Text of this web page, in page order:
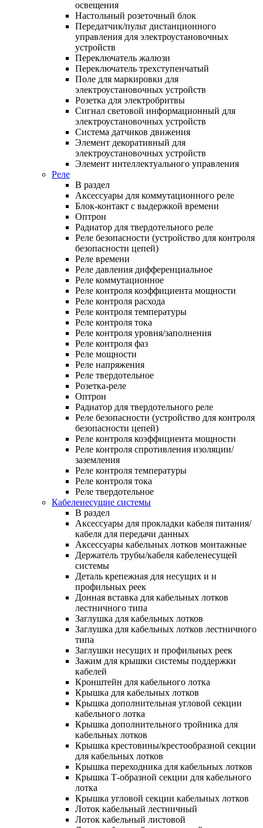
освещения
Настольный розеточный блок
Передатчик/пульт дистанционного
управления для электроустановочных
устройств
Переключатель жалюзи
Переключатель трехступенчатый
Поле для маркировки для
электроустановочных устройств
Розетка для электробритвы
Сигнал световой информационный для
электроустановочных устройств
Система датчиков движения
Элемент декоративный для
электроустановочных устройств
Элемент интеллектуального управления
Реле
В раздел
Аксессуары для коммутационного реле
Блок-контакт с выдержкой времени
Оптрон
Радиатор для твердотельного реле
Реле безопасности (устройство для контроля
безопасности цепей)
Реле времени
Реле давления дифференциальное
Реле коммутационное
Реле контроля коэффициента мощности
Реле контроля расхода
Реле контроля температуры
Реле контроля тока
Реле контроля уровня/заполнения
Реле контроля фаз
Реле мощности
Реле напряжения
Реле твердотельное
Розетка-реле
Оптрон
Радиатор для твердотельного реле
Реле безопасности (устройство для контроля
безопасности цепей)
Реле контроля коэффициента мощности
Реле контроля спротивления изоляции/
заземления
Реле контроля температуры
Реле контроля тока
Реле твердотельное
Кабеленесущие системы
В раздел
Аксессуары для прокладки кабеля питания/
кабеля для передачи данных
Аксессуары кабельных лотков монтажные
Держатель трубы/кабеля кабеленесущей
системы
Деталь крепежная для несущих и и
профильных реек
Донная вставка для кабельных лотков
лестничного типа
Заглушка для кабельных лотков
Заглушка для кабельных лотков лестничного
типа
Заглушки несущих и профильных реек
Зажим для крышки системы поддержки
кабелей
Кронштейн для кабельного лотка
Крышка для кабельных лотков
Крышка дополнительная угловой секции
кабельного лотка
Крышка дополнительного тройника для
кабельных лотков
Крышка крестовины/крестообразной секции
для кабельных лотков
Крышка переходника для кабельных лотков
Крышка Т-образной секции для кабельного
лотка
Крышка угловой секции кабельных лотков
Лоток кабельный лестничный
Лоток кабельный листовой